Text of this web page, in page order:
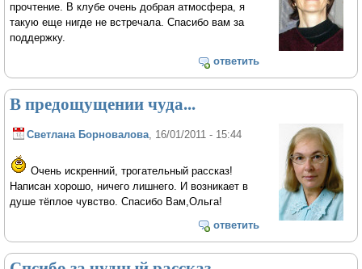
прочтение. В клубе очень добрая атмосфера, я
такую еще нигде не встречала. Спасибо вам за
поддержку.
ответить
В предощущении чуда...
Светлана Борновалова, 16/01/2011 - 15:44
Очень искренний, трогательный рассказ!
Написан хорошо, ничего лишнего. И возникает в
душе тёплое чувство. Спасибо Вам,Ольга!
ответить